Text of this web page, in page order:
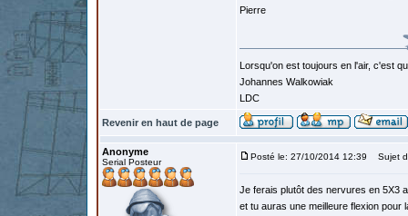
Pierre
Lorsqu'on est toujours en l'air, c'est
Johannes Walkowiak
LDC
Revenir en haut de page
Anonyme
Serial Posteur
Posté le: 27/10/2014 12:39 Sujet
Je ferais plutôt des nervures en 5X3
et tu auras une meilleure flexion pour